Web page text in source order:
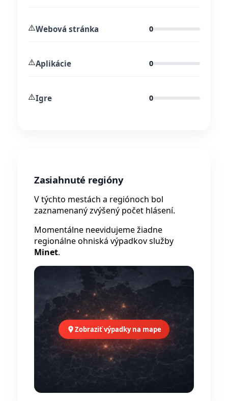
⚠️Webová stránka 0
⚠️Aplikácie 0
⚠️Igre 0
Zasiahnuté regióny
V týchto mestách a regiónoch bol
zaznamenaný zvýšený počet hlásení.
Momentálne neevidujeme žiadne
regionálne ohniská výpadkov služby
Minet.
Zobraziť výpadky na mape